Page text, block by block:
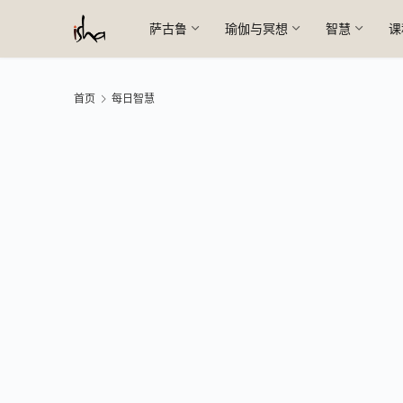
萨古鲁 瑜伽与冥想 智慧
首页 每日智慧